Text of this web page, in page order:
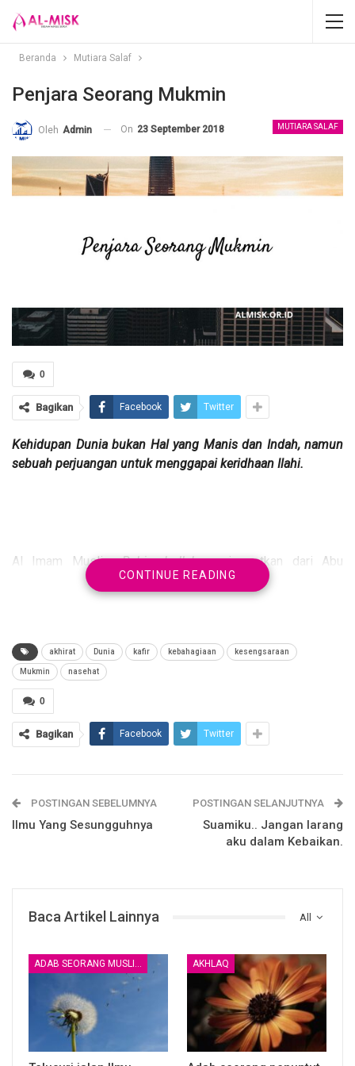
Beranda Mutiara Salaf
Penjara Seorang Mukmin
MUTIARA SALAF
Oleh Admin On 23 September 2018
0
Bagikan Facebook Twitter
Kehidupan Dunia bukan Hal yang Manis dan Indah, namun
sebuah perjuangan untuk menggapai keridhaan Ilahi.
Al Imam MuslimRahimahullahmeriwayatkan dari Abu
Radhiyallahu A nhu bahwa Rasulullah
Alaihi Wasallambersabda :
Dunia adalah penjara bagi seorang Muslim, dan Syurga bagi
BerkataAl Imam An Nawawy
dalam
مَعْنَاهُ أَنَّ كُلَّ مُؤْمِنٍ مَسْجُونٌ مَمْنُوعٌ فِي الدُّنْيَا مِنَ
CONTINUE READING
akhirat Dunia kafir kebahagiaan kesengsaraan
Mukmin nasehat
0
Bagikan Facebook Twitter
POSTINGAN SEBELUMNYA
Ilmu Yang Sesungguhnya
POSTINGAN SELANJUTNYA
Suamiku.. Jangan larang
aku dalam Kebaikan.
All
Baca Artikel Lainnya
ADAB SEORANG MUSLIM AKHLAQ